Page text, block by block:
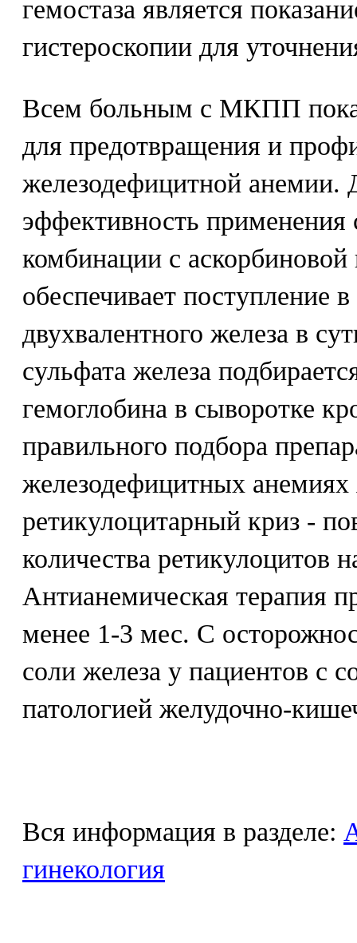
гемостаза является
гистероскопии для
Всем больным с МКПП
для предотвращения и
железодефицитной анемии.
эффективность применения
комбинации с
обеспечивает поступление
двухвалентного железа в
сульфата железа
гемоглобина в сыворотке
правильного подбора
железодефицитных анемиях
ретикулоцитарный криз -
количества ретикулоцитов
Антианемическая терапия
менее 1-3 мес. С
соли железа у пациентов с
патологией желудочно-
Вся информация в разделе:
гинекология